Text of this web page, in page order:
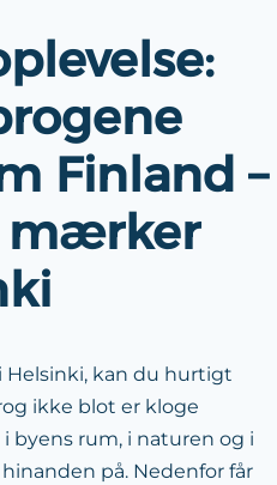
Finland –
mærker
kan du hurtigt
ikke blot er kloge
byens rum, i naturen og i
på. Nedenfor får